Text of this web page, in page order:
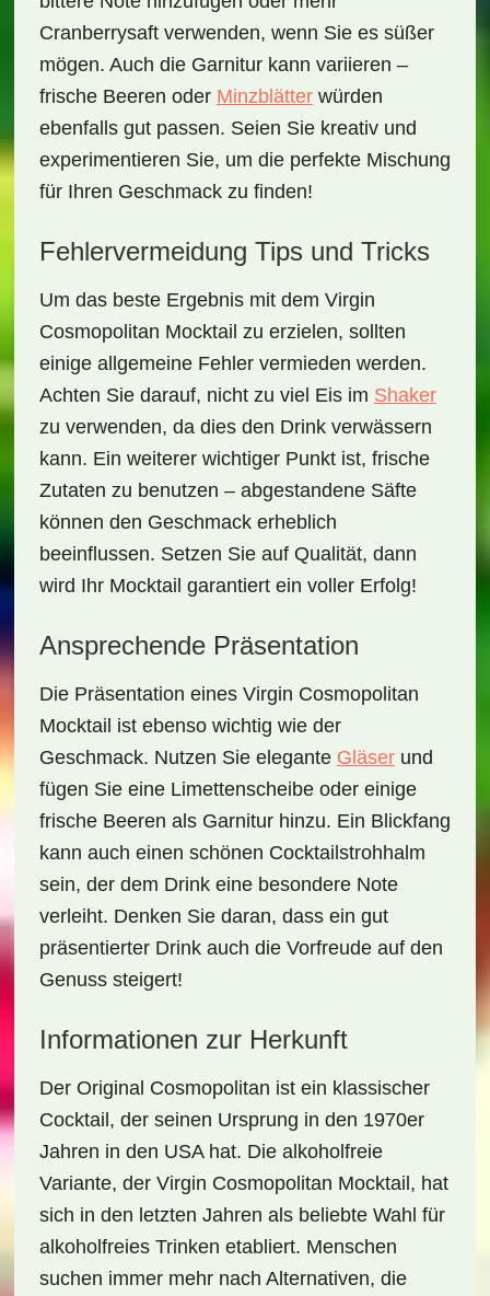
Cranberrysaft verwenden, wenn Sie es süßer
mögen. Auch die Garnitur kann variieren –
frische Beeren oder Minzblätterwürden
ebenfalls gut passen. Seien Sie kreativ und
experimentieren Sie, um die perfekte Mischung
für Ihren Geschmack zu finden!
Fehlervermeidung Tips und Tricks
Um das beste Ergebnis mit dem Virgin
Cosmopolitan Mocktail zu erzielen, sollten
einige allgemeine Fehler vermieden werden.
Achten Sie darauf, nicht zu viel Eis im Shaker
zu verwenden, da dies den Drink verwässern
kann. Ein weiterer wichtiger Punkt ist, frische
Zutaten zu benutzen – abgestandene Säfte
können den Geschmack erheblich
beeinflussen. Setzen Sie auf Qualität, dann
wird Ihr Mocktail garantiert ein voller Erfolg!
Ansprechende Präsentation
Die Präsentation eines Virgin Cosmopolitan
Mocktail ist ebenso wichtig wie der
Geschmack. Nutzen Sie elegante Gläserund
fügen Sie eine Limettenscheibe oder einige
frische Beeren als Garnitur hinzu. Ein Blickfang
kann auch einen schönen Cocktailstrohhalm
sein, der dem Drink eine besondere Note
verleiht. Denken Sie daran, dass ein gut
präsentierter Drink auch die Vorfreude auf den
Genuss steigert!
Informationen zur Herkunft
Der Original Cosmopolitan ist ein klassischer
Cocktail, der seinen Ursprung in den 1970er
Jahren in den USA hat. Die alkoholfreie
Variante, der Virgin Cosmopolitan Mocktail , hat
sich in den letzten Jahren als beliebte Wahl für
alkoholfreies Trinken etabliert. Menschen
suchen immer mehr nach Alternativen, die